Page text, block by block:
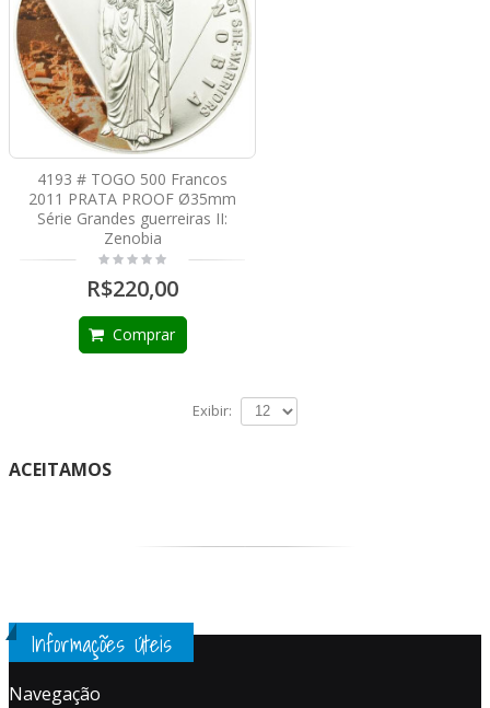
4193 # TOGO 500 Francos
2011 PRATA PROOF Ø35mm
Série Grandes guerreiras II:
Zenobia
R$220,00
Comprar
Exibir:
ACEITAMOS
Informações Úteis
Navegação